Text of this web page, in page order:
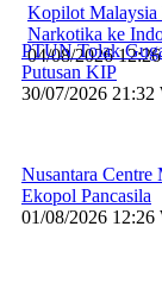
Kopilot Malaysia
Narkotika ke
04/08/2026
PTUN Tolak
Putusan KIP
30/07/2026 21:32
Nusantara
Ekopol Pancasila
01/08/2026 12:26